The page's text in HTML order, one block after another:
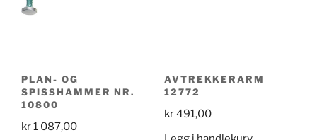
PLAN- OG
SPISSHAMMER NR.
10800
kr1 087,00
AVTREKKERARM
12772
kr491,00